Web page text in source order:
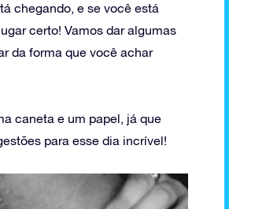
chegando, e se você está
certo! Vamos dar algumas
da forma que você achar
caneta e um papel, já que
para esse dia incrível!